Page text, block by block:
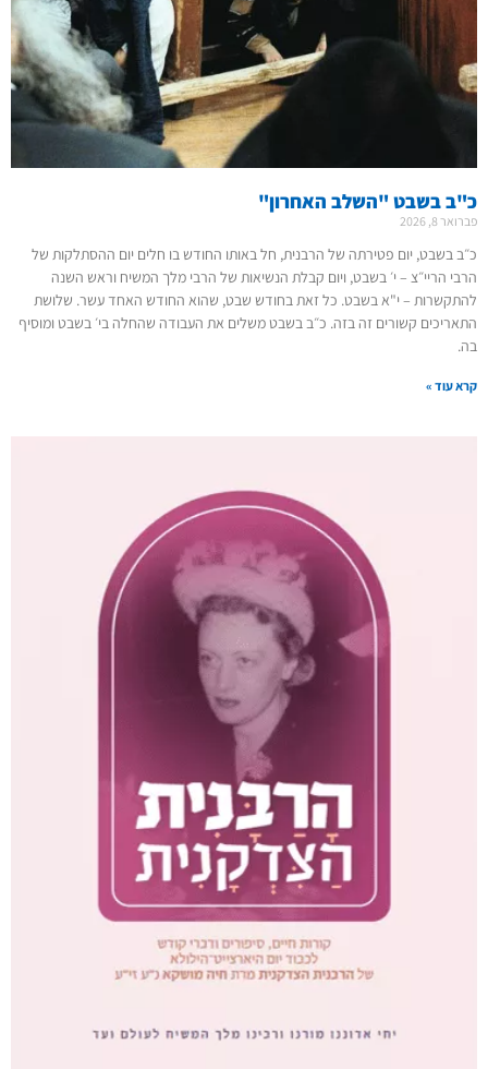
כ"ב בשבט "השלב האחרון"
פברואר 8, 2026
כ״ב בשבט, יום פטירתה של הרבנית, חל באותו החודש בו חלים יום ההסתלקות של
הרבי הריי״צ – י׳ בשבט, ויום קבלת הנשיאות של הרבי מלך המשיח וראש השנה
להתקשרות – י"א בשבט. כל זאת בחודש שבט, שהוא החודש האחד עשר. שלושת
התאריכים קשורים זה בזה. כ״ב בשבט משלים את העבודה שהחלה בי׳ בשבט ומוסיף
בה.
קרא עוד »